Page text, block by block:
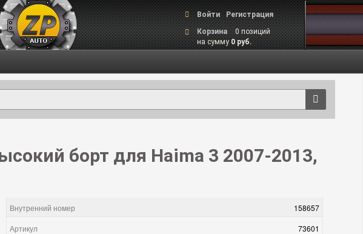
Войти
Регистрация
Корзина
0 позиций
на сумму0 руб.
борт для Haima 3 2007-2013,
Внутренний номер
158657
Артикул
73601